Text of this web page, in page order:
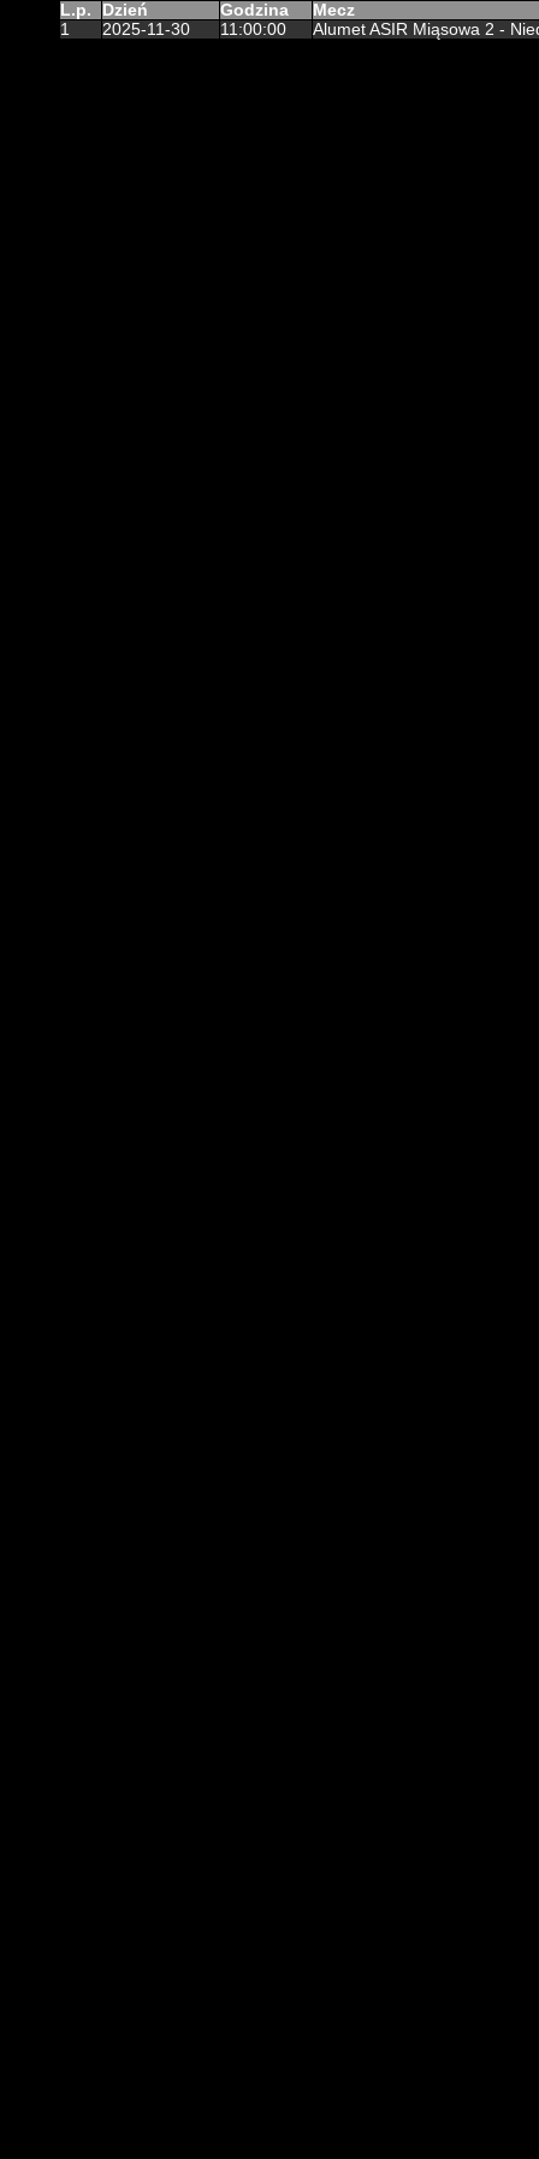
L.p. Dzień Godzina
Mecz
1
2025-11-30 11:00:00 Alumet ASIR Miąsowa 2 -